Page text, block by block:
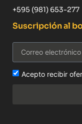
+595 (981) 653-277
Suscripción al
Acepto recibir